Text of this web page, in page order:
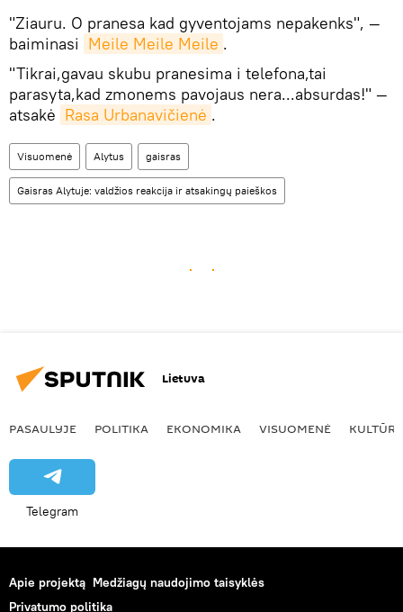
"Ziauru. O pranesa kad gyventojams nepakenks", —
baiminasi Meile Meile Meile .
"Tikrai,gavau skubu pranesima i telefona,tai
parasyta,kad zmonems pavojaus nera...absurdas!" —
atsakė Rasa Urbanavičienė .
Visuomenė Alytus gaisras
Gaisras Alytuje: valdžios reakcija ir atsakingų paieškos
Lietuva
PASAULYJE POLITIKA EKONOMIKA VISUOMENĖ KULTŪRA
Telegram
Apie projektą Medžiagų naudojimo taisyklės
Privatumo politika